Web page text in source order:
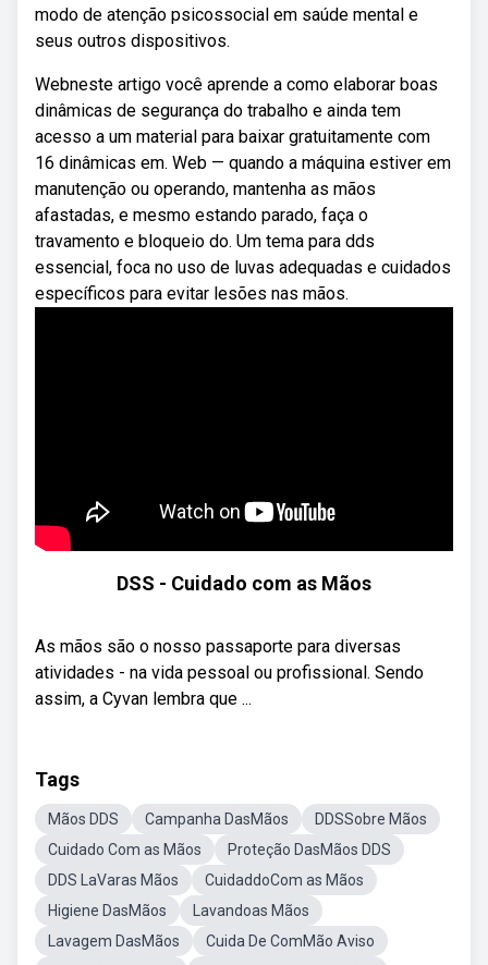
modo de atenção psicossocial em saúde mental e
seus outros dispositivos.
Webneste artigo você aprende a como elaborar boas
dinâmicas de segurança do trabalho e ainda tem
acesso a um material para baixar gratuitamente com
16 dinâmicas em. Web — quando a máquina estiver em
manutenção ou operando, mantenha as mãos
afastadas, e mesmo estando parado, faça o
travamento e bloqueio do. Um tema para dds
essencial, foca no uso de luvas adequadas e cuidados
específicos para evitar lesões nas mãos.
DSS - Cuidado com as Mãos
As mãos são o nosso passaporte para diversas
atividades - na vida pessoal ou profissional. Sendo
assim, a Cyvan lembra que ...
Tags
Mãos DDS Campanha DasMãos
DDSSobre Mãos
Cuidado Com as Mãos
Proteção DasMãos DDS
DDS LaVaras Mãos
CuidaddoCom as Mãos
Higiene DasMãos
Lavandoas Mãos
Lavagem DasMãos
Cuida De ComMão Aviso